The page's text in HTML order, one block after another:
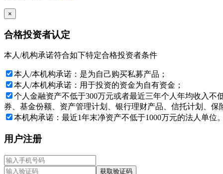
×
合格投资者认定
本人/机构承诺符合如下特定合格投资者条件
本人/本机构承诺：是为自己购买私募产品；
本人/本机构承诺：用于投资的资金为自有资金；
个人金融资产不低于300万元或者最近三年个人年均收入
券、基金份额、资产管理计划、银行理财产品、信托计划、保
本机构承诺：最近1年末净资产不低于1000万元的法人单位
用户注册
获取验证码